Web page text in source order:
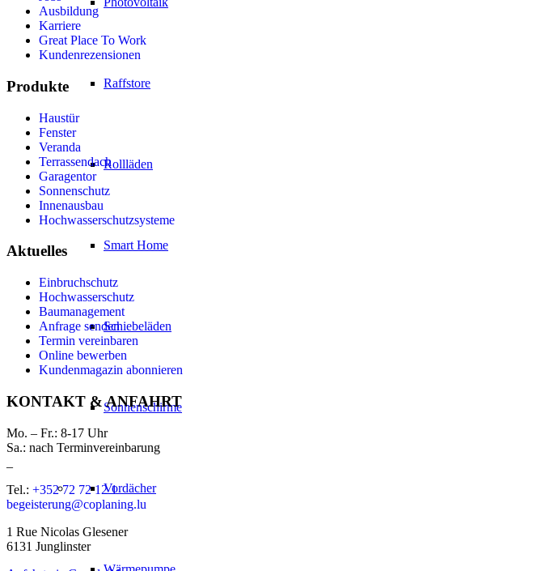
Raffstore
Rollläden
Smart Home
Schiebeläden
Sonnenschirme
Vordächer
Ausbildung
Karriere
Great Place To Work
Kundenrezensionen
Produkte
Haustür
Fenster
Veranda
Terrassendach
Garagentor
Sonnenschutz
Innenausbau
Hochwasserschutzsysteme
Aktuelles
Einbruchschutz
Hochwasserschutz
Baumanagement
Anfrage senden
Termin vereinbaren
Online bewerben
Kundenmagazin abonnieren
KONTAKT & ANFAHRT
Mo. – Fr.: 8-17 Uhr
Sa.: nach Terminvereinbarung
Tel.: +352 72 72 12 1
begeisterung@coplaning.lu
1 Rue Nicolas Glesener
6131 Junglinster